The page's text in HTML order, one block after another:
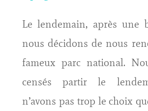
Le lendemain, après une
nous décidons de nous
fameux parc national.
censés partir le
n’avons pas trop le choix